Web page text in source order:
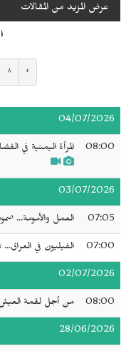
عرض المزيد من المقالات
٨ ›
04/07/2026
08:00 المرأة اليمنية في
03/07/2026
07:05 العمل والأمومة...
07:00 الفيليون في العراق...
02/07/2026
08:00 من أجل لقمة
28/06/2026